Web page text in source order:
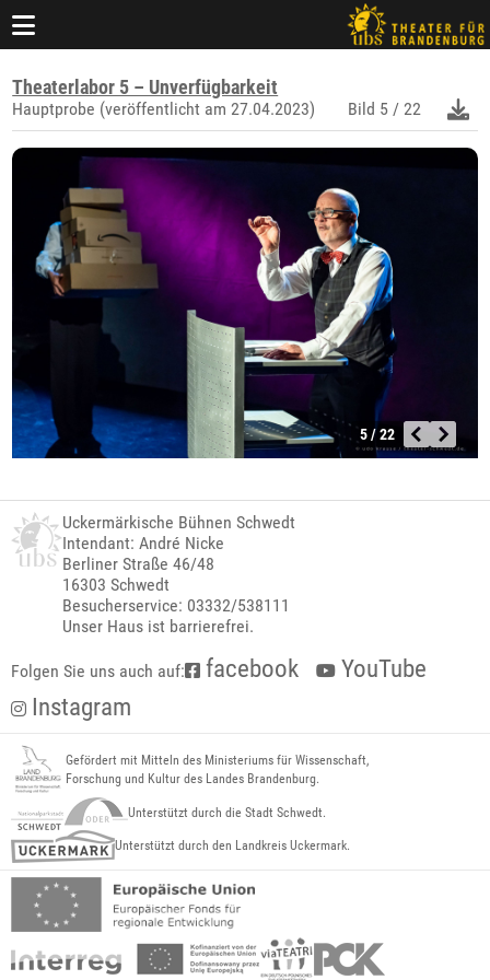
Theaterlabor 5 – Unverfügbarkeit
Hauptprobe (veröffentlicht am 27.04.2023) Bild 5 / 22
5 / 22
Uckermärkische Bühnen Schwedt
Intendant: André Nicke
Berliner Straße 46/48
16303 Schwedt
Besucherservice: 03332/538111
Unser Haus ist barrierefrei.
Folgen Sie uns auch auf: facebook
YouTube
Instagram
Gefördert mit Mitteln des Ministeriums für Wissenschaft,
Forschung und Kultur des Landes Brandenburg.
Unterstützt durch die Stadt Schwedt.
Unterstützt durch den Landkreis Uckermark.